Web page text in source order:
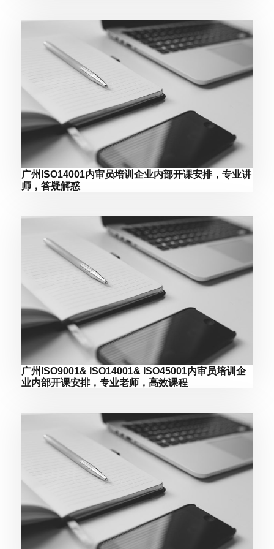
广州ISO14001内审员培训企业内部开课安排，专业讲
师，答疑解惑
广州ISO9001& ISO14001& ISO45001内审员培训企
业内部开课安排，专业老师，高效课程